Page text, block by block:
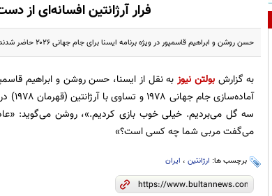
فرار آرژانتین افسانه‌ای از
حسن روشن و ابراهیم قاسمپور در ویژه برنامه ایسنا برای جام جهانی ۲۰۲۶ حاضر شدند.
به گزارشبولتن نیوز
سه گل می‌بردیم. خیلی خوب بازی کردیم.»، روشن می‌گوید:
می‌گفت مربی شما چه کسی است؟»
برچسب ها: ارژانتین، ایران